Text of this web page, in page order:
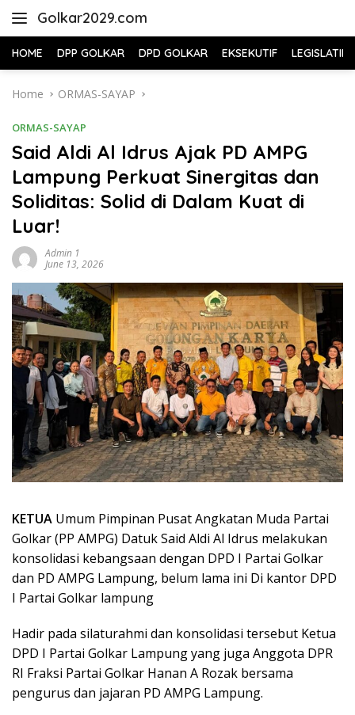
Golkar2029.com
HOME DPP GOLKAR DPD GOLKAR EKSEKUTIF LEGISLATIF
Home ORMAS-SAYAP
ORMAS-SAYAP
Said Aldi Al Idrus Ajak PD AMPG
Lampung Perkuat Sinergitas dan
Soliditas: Solid di Dalam Kuat di
Luar!
Admin 1
June 13, 2026
KETUA Umum Pimpinan Pusat Angkatan Muda Partai
Golkar (PP AMPG) Datuk Said Aldi Al Idrus melakukan
konsolidasi kebangsaan dengan DPD I Partai Golkar
dan PD AMPG Lampung, belum lama ini Di kantor DPD
I Partai Golkar lampung
Hadir pada silaturahmi dan konsolidasi tersebut Ketua
DPD I Partai Golkar Lampung yang juga Anggota DPR
RI Fraksi Partai Golkar Hanan A Rozak bersama
pengurus dan jajaran PD AMPG Lampung.